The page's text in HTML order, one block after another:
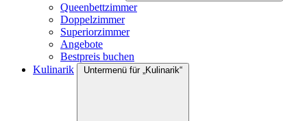
Queenbettzimmer
Doppelzimmer
Superiorzimmer
Angebote
Bestpreis buchen
Kulinarik
Untermenü für „Kulinarik“